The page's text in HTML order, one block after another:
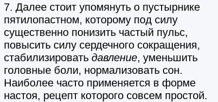
7. Далее стоит упомянуть о пустырнике
пятилопастном, которому под силу
существенно понизить частый пульс,
повысить силу сердечного сокращения,
стабилизировать давление, уменьшить
головные боли, нормализовать сон.
Наиболее часто применяется в форме
настоя, рецепт которого совсем простой.